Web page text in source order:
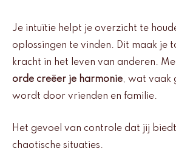
Je intuïtie helpt je overzicht te
oplossingen te vinden. Dit maak je
kracht in het leven van anderen.
orde creëer je harmonie, wat vaak
wordt door vrienden en familie.
Het gevoel van controle dat jij
chaotische situaties.